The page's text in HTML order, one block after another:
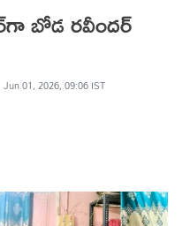
బోడ రవీందర్
Jun 01, 2026, 09:06 IST